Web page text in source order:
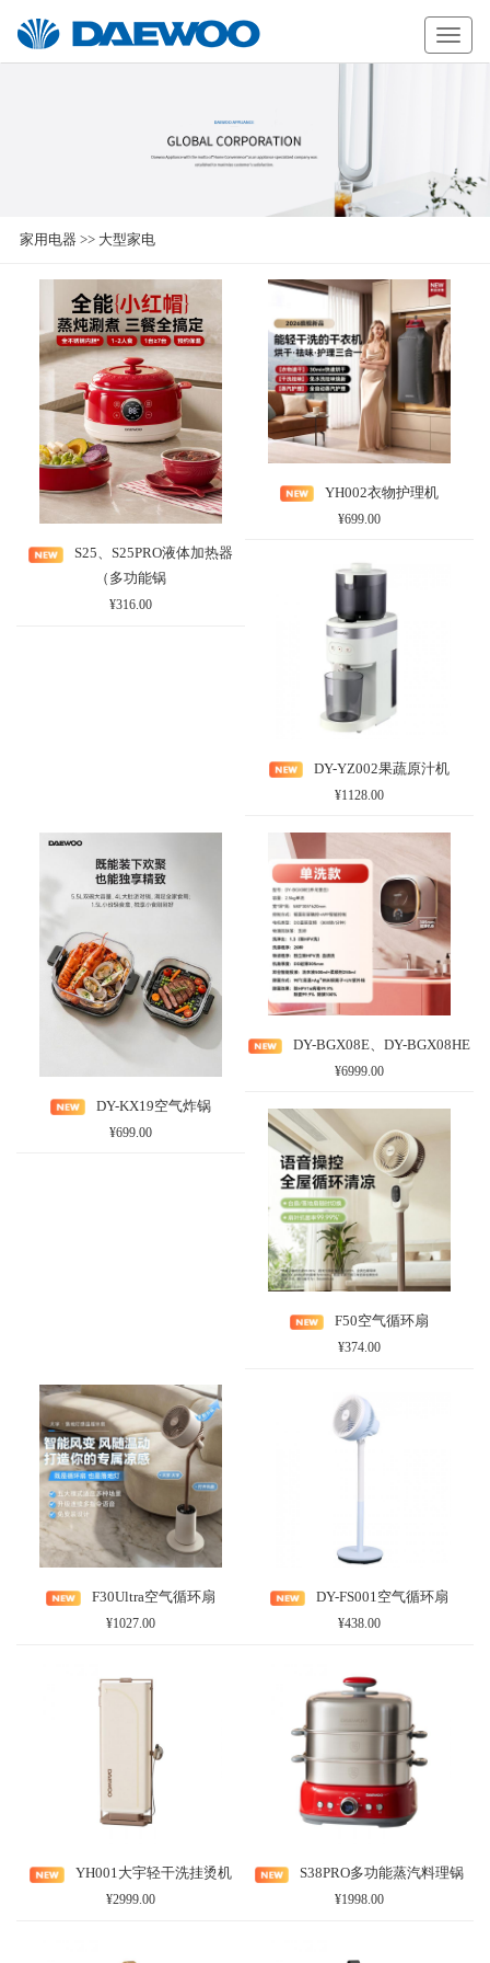
家用电器 >> 大型家电
S25、S25PRO液体加热器
（多功能锅
¥316.00
YH002衣物护理机
¥699.00
DY-YZ002果蔬原汁机
¥1128.00
DY-KX19空气炸锅
¥699.00
DY-BGX08E、DY-BGX08HE
¥6999.00
F50空气循环扇
¥374.00
F30Ultra空气循环扇
¥1027.00
DY-FS001空气循环扇
¥438.00
YH001大宇轻干洗挂烫机
¥2999.00
S38PRO多功能蒸汽料理锅
¥1998.00